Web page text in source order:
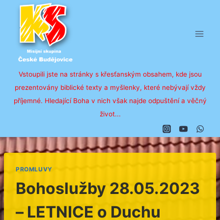
Přeskočit
obsah
Vstoupili jste na stránky s křesťanským obsahem, kde jsou
prezentovány biblické texty a myšlenky, které nebývají vždy
příjemné. Hledající Boha v nich však najde odpuštění a věčný
život...
PROMLUVY
Bohoslužby 28.05.2023
– LETNICE o Duchu